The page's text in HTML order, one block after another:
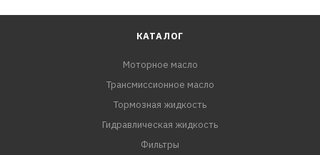
КАТАЛОГ
Моторное масло
Трансмиссионное масло
Тормозная жидкость
Гидравлическая жидкость
Фильтры